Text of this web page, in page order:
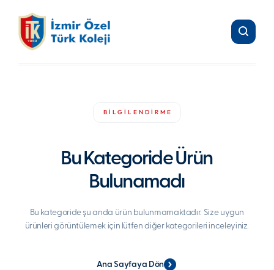
BİLGİLENDİRME
Bu Kategoride Ürün
Bulunamadı
Bu kategoride şu anda ürün bulunmamaktadır. Size uygun
ürünleri görüntülemek için lütfen diğer kategorileri inceleyiniz.
Ana Sayfaya Dön